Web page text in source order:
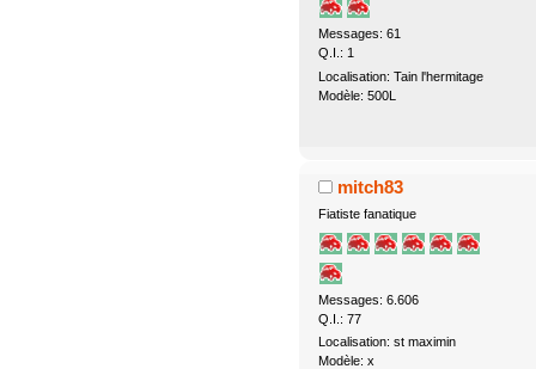
Messages: 61
Q.I.: 1
Localisation: Tain l'hermitage
Modèle: 500L
mitch83
Fiatiste fanatique
Messages: 6.606
Q.I.: 77
Localisation: st maximin
Modèle: x